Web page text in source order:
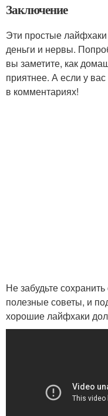
Заключение
Эти простые
деньги и нервы.
вы заметите, как
приятнее. А если у
в комментариях!
Не забудьте
полезные советы, и
хорошие лайфхаки